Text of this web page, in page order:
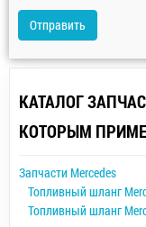
Отправить
КАТАЛОГ
КОТОРЫМ
Запчасти Mercedes
Топливный шланг
Топливный шланг